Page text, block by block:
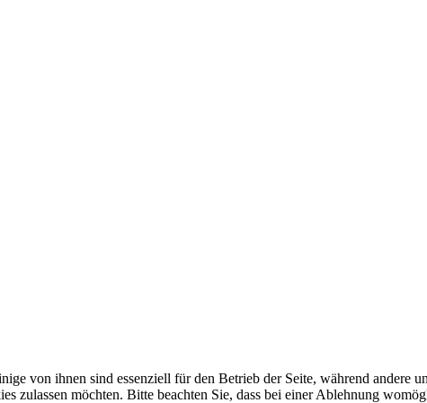
von ihnen sind essenziell für den Betrieb der Seite, während andere
zulassen möchten. Bitte beachten Sie, dass bei einer Ablehnung